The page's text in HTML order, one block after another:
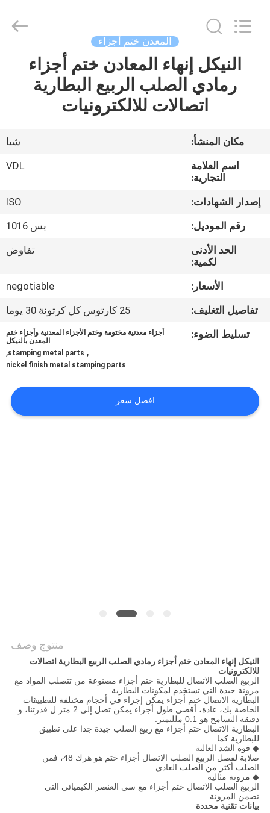
الصفحة
الرئيسية
معلومات
جولة
مراقبة
الجودة
PRIVACY
المعدن ختم أجزاء
النيكل إنهاء المعادن ختم أجزاء
رمادي الصلب الربيع البطارية
اتصالات للالكترونيات
مكان المنشأ:
شيا
اسم العلامة
التجارية:
VDL
إصدار الشهادات:
ISO
رقم الموديل:
بس 1016
الحد الأدنى
لكمية:
تفاوض
الأسعار:
negotiable
تفاصيل التغليف:
25 كارتوس كل كرتونة 30 يوما
تسليط الضوء:
أجزاء معدنية مختومة وختم الأجزاء المعدنية وأجزاء ختم
المعدن بالنيكل
,
stamping metal parts
,
nickel finish metal stamping parts
افضل سعر
منتوج وصف
النيكل إنهاء المعادن ختم أجزاء رمادي الصلب الربيع البطارية اتصالات
للالكترونيات
الربيع الصلب الاتصال للبطارية ختم أجزاء مصنوعة من تتصلب المواد مع
مرونة جيدة التي تستخدم لمكونات البطارية.
البطارية الاتصال ختم أجزاء يمكن إجراء في أحجام مختلفة للتطبيقات
الخاصة بك، عادة، أقصى طول أجزاء يمكن تصل إلى 2 متر ل قدرتنا، و
دقيقة التسامح هو 0.1 ملليمتر.
البطارية الاتصال ختم أجزاء مع ربيع الصلب جيدة جدا على تطبيق
للبطارية كما
◆ قوة الشد العالية
صلابة لفصل الربيع الصلب الاتصال أجزاء ختم هو هرك 48، فمن
الصلب أكثر من الصلب العادي.
◆ مرونة مثالية
الربيع الصلب الاتصال ختم أجزاء مع سي العنصر الكيميائي التي
تضمن المرونة.
بيانات تقنية محددة